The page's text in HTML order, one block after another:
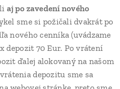
aj po zavedení nového
sme si požičali dvakrát po
nového cenníka (uvádzame
depozit 70 Eur. Po vrátení
ďalej alokovaný na našom
depozitu sme sa